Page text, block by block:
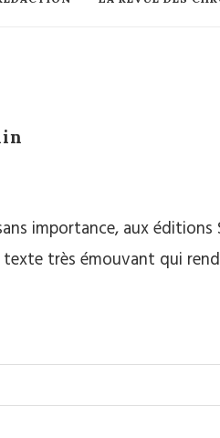
importance, aux
texte très émouvant qui